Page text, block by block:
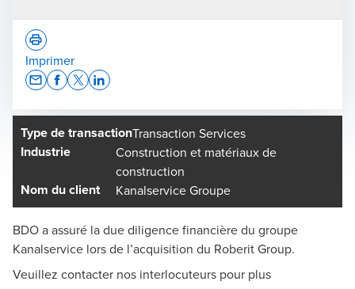
Type de transactionTransaction Services
Industrie
Construction et matériaux de
construction
Nom du client Kanalservice Groupe
BDO a assuré la due diligence financière du groupe
Kanalservice lors de l’acquisition du Roberit Group.
Veuillez contacter nos interlocuteurs pour plus
Marcel Gertsch
Responsable Advisory Suisse du Nord-Ouest, Aarau -
Associé
Imprimer